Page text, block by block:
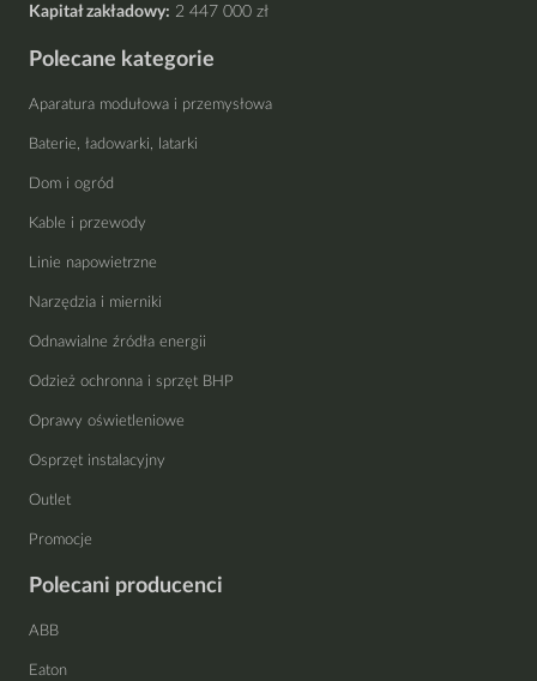
Kapitał zakładowy: 2 447 000 zł
Polecane kategorie
Aparatura modułowa i przemysłowa
Baterie, ładowarki, latarki
Dom i ogród
Kable i przewody
Linie napowietrzne
Narzędzia i mierniki
Odnawialne źródła energii
Odzież ochronna i sprzęt BHP
Oprawy oświetleniowe
Osprzęt instalacyjny
Outlet
Promocje
Polecani producenci
ABB
Eaton